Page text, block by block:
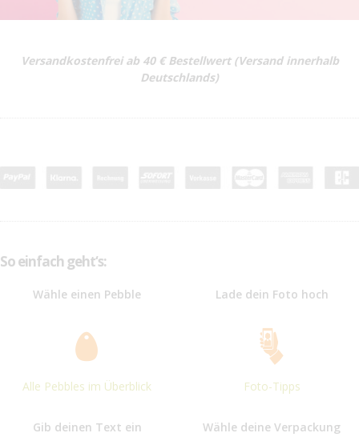
Versandkostenfrei ab 40 € Bestellwert (Versand innerhalb
Deutschlands)
So einfach geht‘s:
Wähle einen Pebble
Alle Pebbles im Überblick
Lade dein Foto hoch
Foto-Tipps
Gib deinen Text ein Wähle deine Verpackung